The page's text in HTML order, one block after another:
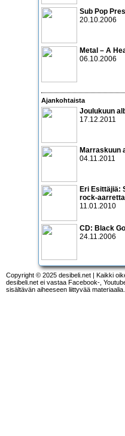
Sub Pop
20.10.2006
Metal – A
06.10.2006
Ajankohtaista
Joulukuun
17.12.2011
Marraskuun
04.11.2011
Eri Esittäjiä:
rock-aarretta
11.01.2010
CD: Black
24.11.2006
Copyright © 2025 desibeli.net | Kaikki
desibeli.net ei vastaa Facebook-,
sisältävän aiheeseen liittyvää materiaalia.